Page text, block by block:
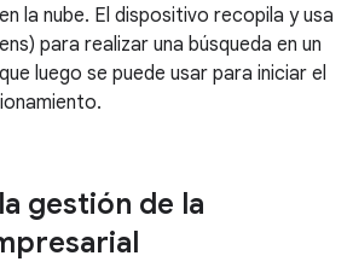
la nube. El dispositivo recopila y usa
para realizar una búsqueda en un
luego se puede usar para iniciar el
gestión de la